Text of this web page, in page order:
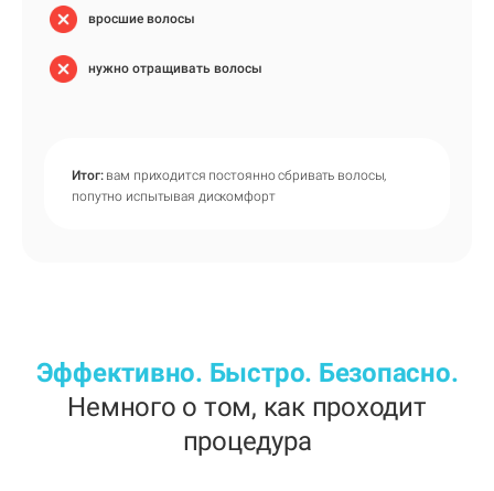
вросшие волосы
нужно отращивать волосы
Итог:вам приходится постоянно сбривать волосы,
попутно испытывая дискомфорт
Эффективно. Быстро. Безопасно.
Немного о том, как проходит
процедура